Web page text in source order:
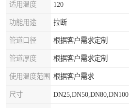
适用温度 120
功能用途 拉断
管道口径 根据客户需求定制
管道厚度 根据客户需求定制
使用温度范围 根据客户需求
尺寸 DN25,DN50,DN80,DN100